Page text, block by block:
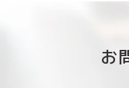
お